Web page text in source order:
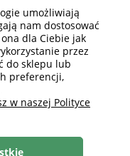
umożliwiają
nam dostosować
dla Ciebie jak
przez
do sklepu lub
preferencji,
w naszej Polityce